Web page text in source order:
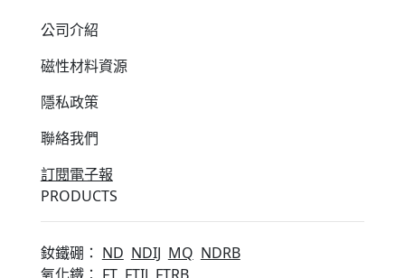
公司介紹
磁性材料資源
隱私政策
聯絡我們
訂閱電子報
PRODUCTS
釹鐵硼： ND NDIJ MQ NDRB